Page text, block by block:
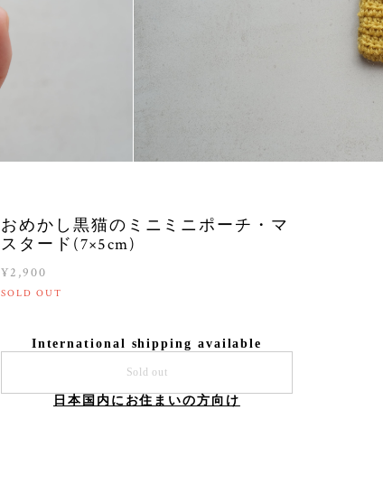
おめかし黒猫のミニミニポーチ・マ
スタード(7×5cm)
¥2,900
SOLD OUT
International shipping available
Sold out
日本国内にお住まいの方向け